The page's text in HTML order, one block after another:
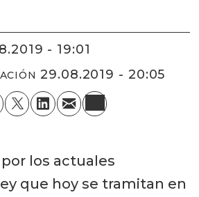
- 19:01
29.08.2019 - 20:05
los actuales
que hoy se tramitan en